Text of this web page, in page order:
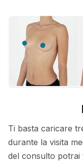
Ti basta caricare
durante la visita
del consulto potrai